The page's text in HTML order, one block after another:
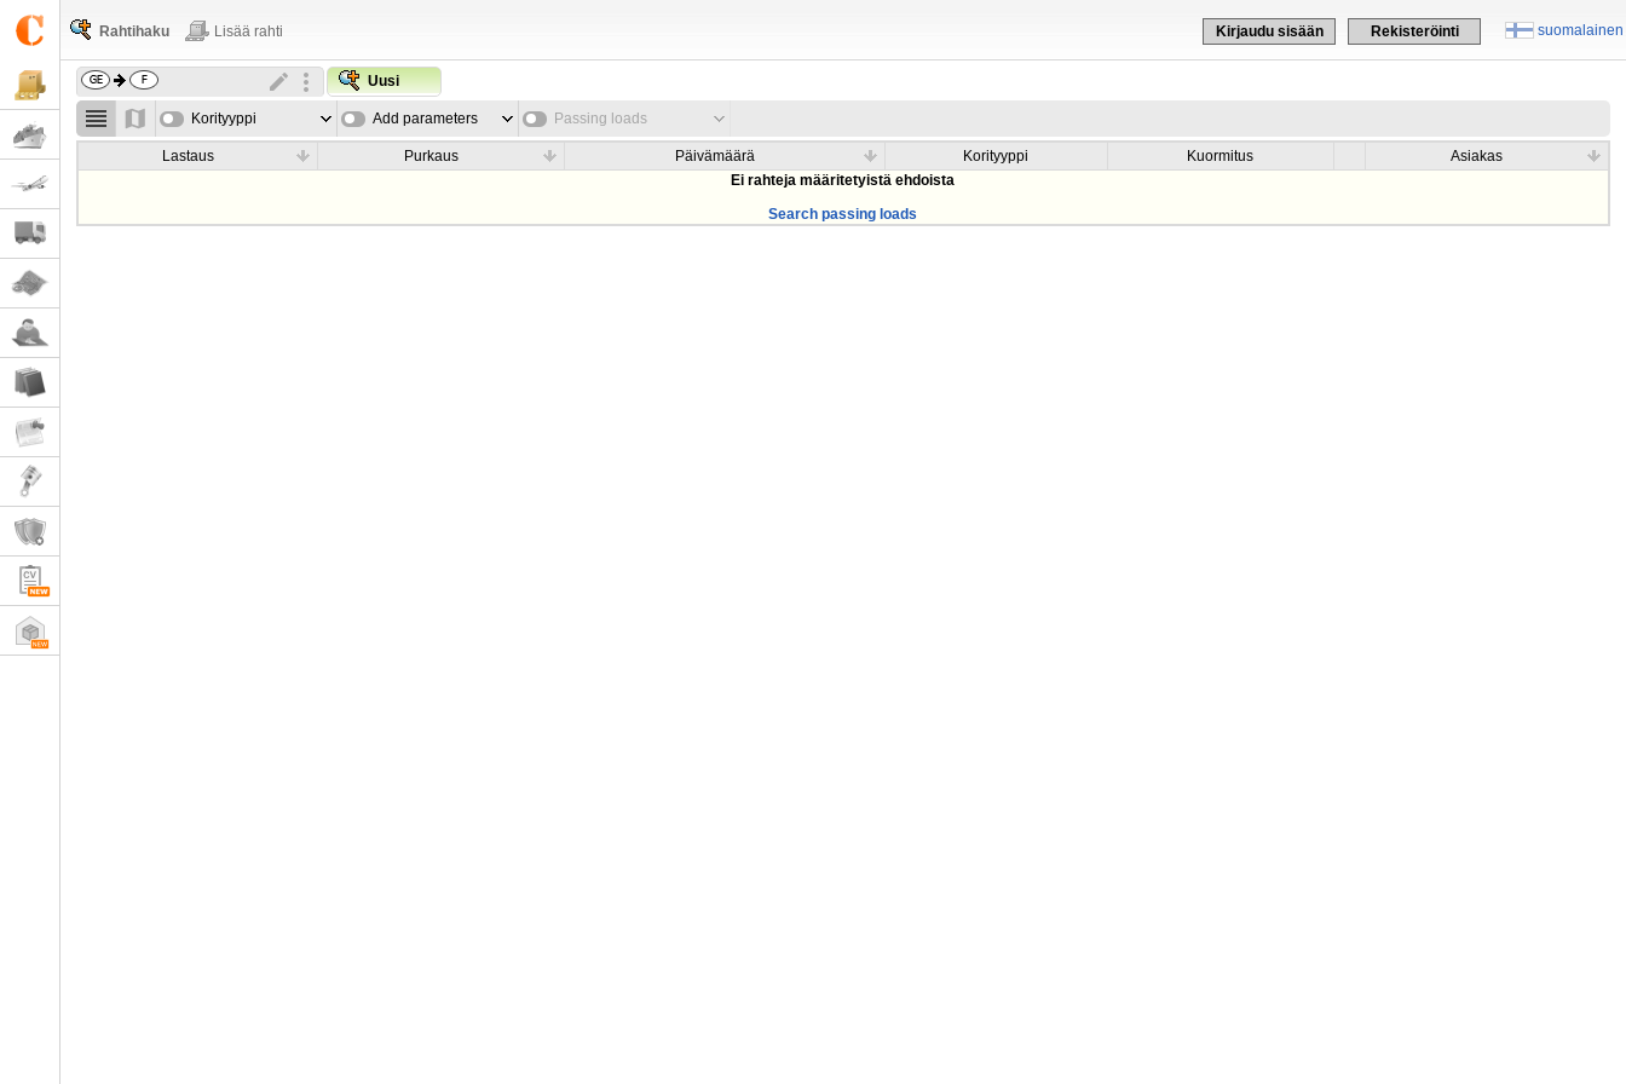
suomalainen
Kirjaudu sisään Rekisteröinti
Rahtihaku Lisää rahti
Uusi
Korityyppi Add parameters Passing loads
Lastaus Purkaus Päivämäärä Korityyppi Kuormitus
Asiakas
Ei rahteja määritetyistä ehdoista
Search passing loads